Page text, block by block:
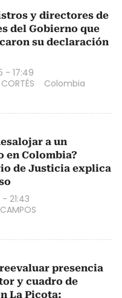
y directores de
del Gobierno que
su declaración
- 17:49
Colombia
a un
en Colombia?
de Justicia explica
21:43
presencia
y cuadro de
La Picota: